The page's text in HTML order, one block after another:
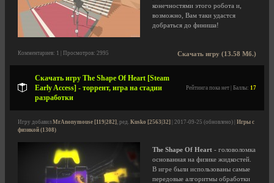
конечностями этого робота и,
возможно, Вам таки удастся
добраться до финиша!
Скачать игру (13.58 Мб.)
Комментариев: 1 | Просмотров: 2995
Скачать игру The Shape Of Heart [Steam
Early Access] - торрент, игра на стадии
разработки
Рейтинга пока нет | Баллы: 17
Игру добавил MrAnonymouse [119|282], ред. Kusko [2563|32] | 2017-09-25 (обновлено) | Игры с
физикой (1308)
The Shape Of Heart - головоломка
основанная на физике жидкостей.
В игре были использованы самые
передовые алгоритмы обработки